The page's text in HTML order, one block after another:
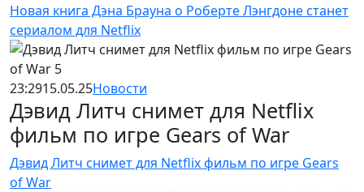
Новая книга Дэна Брауна о Роберте Лэнгдоне станет
сериалом для Netflix
23:2915.05.25Новости
Дэвид Литч снимет для Netflix
фильм по игре Gears of War
Дэвид Литч снимет для Netflix фильм по игре Gears
of War